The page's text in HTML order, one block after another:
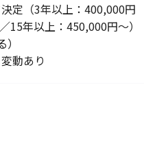
定（3年以上：400,000円
15年以上：450,000円～）
動あり